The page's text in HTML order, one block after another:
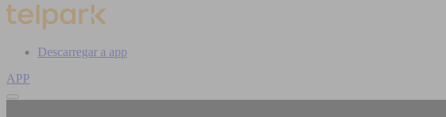
Descarregar a app
APP